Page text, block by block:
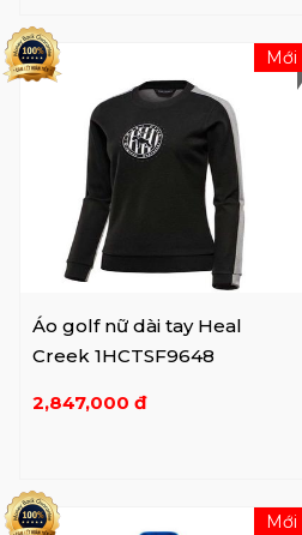
Áo golf nữ dài tay Heal
Creek 1HCTSF9648
2,847,000 đ
Mới
Mới